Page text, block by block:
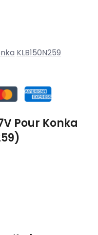
KLB150N259
Pour Konka